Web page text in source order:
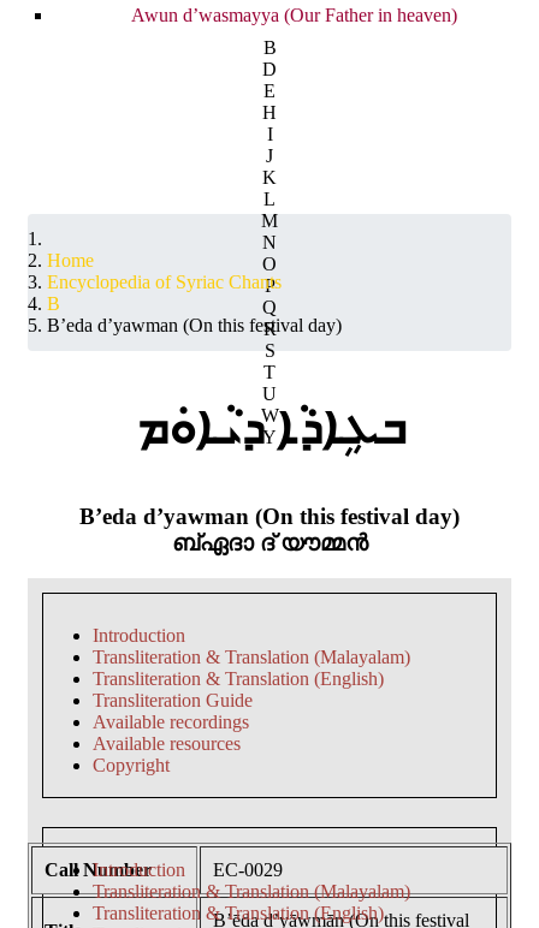
Awun d’wasmayya (Our Father in heaven)
B
D
E
H
I
J
K
L
M
N
O
P
Q
R
S
T
U
W
Y
Home
Encyclopedia of Syriac Chants
B
B’eda d’yawman (On this festival day)
ܒܥܹܐܕܵܐ ܕܝܵܐܘܿܡ
B’eda d’yawman (On this festival day)
ബ്ഏദാ ദ് യൗമ്മൻ
Introduction
Transliteration & Translation (Malayalam)
Transliteration & Translation (English)
Transliteration Guide
Available recordings
Available resources
Copyright
Introduction
Transliteration & Translation (Malayalam)
Transliteration & Translation (English)
Call Number EC-0029
B’ēda d’yāwmān (On this festival